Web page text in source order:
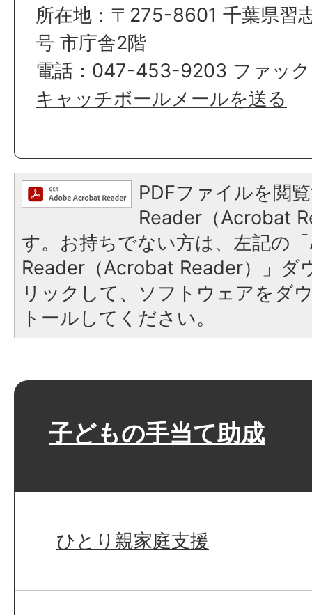
所在地：〒275-8601 千葉県習
号 市庁舎2階
電話：047-453-9203 ファッ
キャッチボールメールを送る
PDFファイルを閲
Reader（Acrobat
す。お持ちでない方は、左記の
Reader（Acrobat Reader）」ダ
リックして、ソフトウェアをダ
トールしてください。
子どもの手当て助成
ひとり親家庭支援